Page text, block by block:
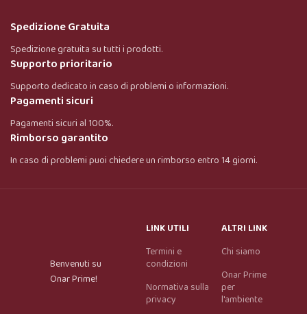
Spedizione Gratuita
Spedizione gratuita su tutti i prodotti.
Supporto prioritario
Supporto dedicato in caso di problemi o informazioni.
Pagamenti sicuri
Pagamenti sicuri al 100%.
Rimborso garantito
In caso di problemi puoi chiedere un rimborso entro 14 giorni.
Benvenuti su
Onar Prime!
LINK UTILI
Termini e
condizioni
Normativa sulla
privacy
ALTRI LINK
Chi siamo
Onar Prime
per
l'ambiente